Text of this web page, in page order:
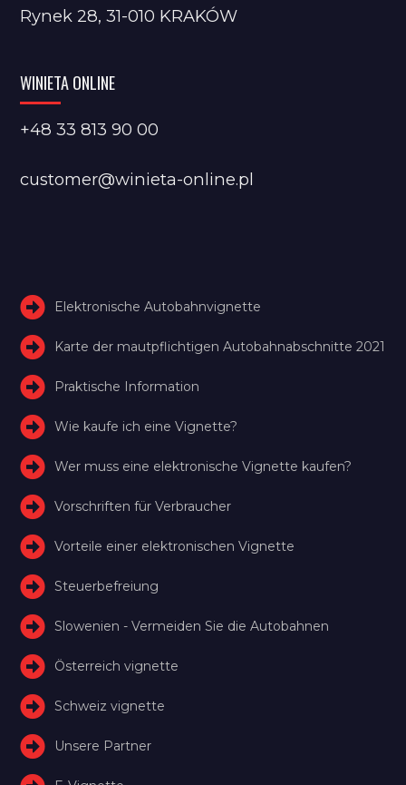
Rynek 28, 31-010 KRAKÓW
WINIETA ONLINE
+48 33 813 90 00
customer@winieta-online.pl
Elektronische Autobahnvignette
Karte der mautpflichtigen Autobahnabschnitte 2021
Praktische Information
Wie kaufe ich eine Vignette?
Wer muss eine elektronische Vignette kaufen?
Vorschriften für Verbraucher
Vorteile einer elektronischen Vignette
Steuerbefreiung
Slowenien - Vermeiden Sie die Autobahnen
Österreich vignette
Schweiz vignette
Unsere Partner